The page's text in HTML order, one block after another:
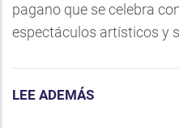
pagano que se celebra
espectáculos artísticos y
LEE ADEMÁS